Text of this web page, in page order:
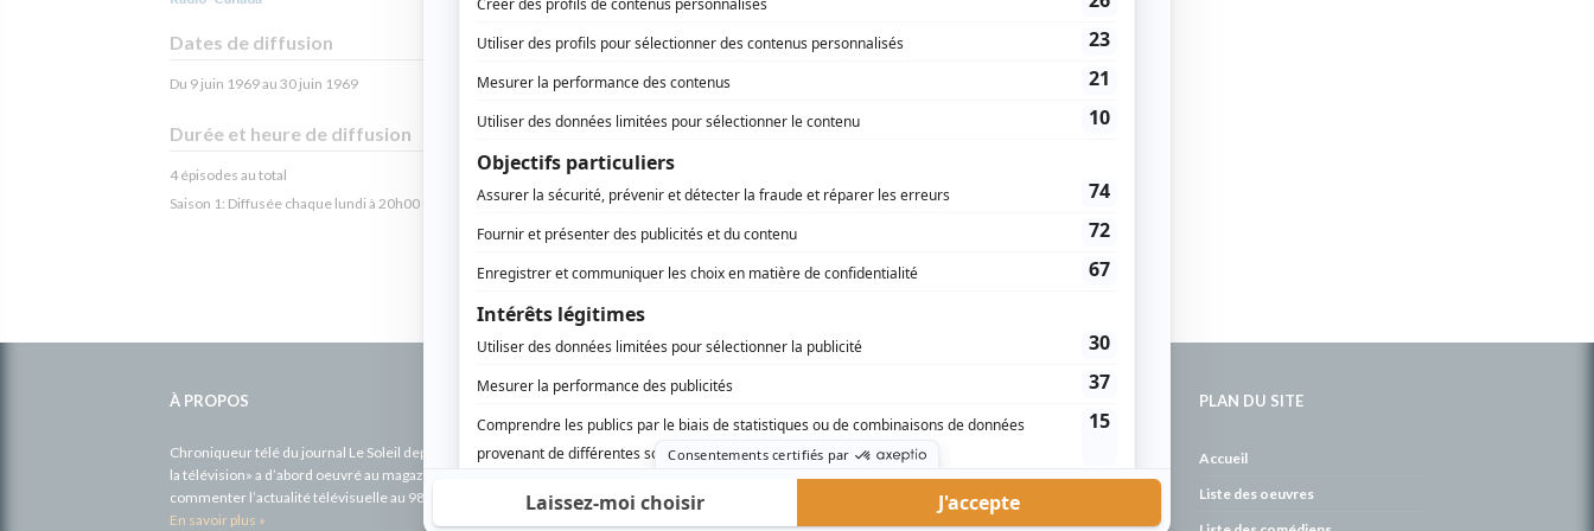
Dates de diffusion
Du 9 juin 1969 au 30 juin 1969
Durée et heure de diffusion
4 épisodes au total
Saison 1: Diffusée chaque lundi à 20h00
(30 minutes)
À PROPOS
Chroniqueur télé du journal Le Soleil depuis 2001, Richard Therrien carbure à son petit écran. Celui qu’on surnomme parfois «l’encyclopédie de
la télévision» a d’abord oeuvré au magazine TV Hebdo de 1996 à 2001. Sa spécialité: la télé québécoise. On peut l’entendre régulièrement
commenter l’actualité télévisuelle au 98,5.
En savoir plus »
PLAN DU SITE
Accueil
Liste des oeuvres